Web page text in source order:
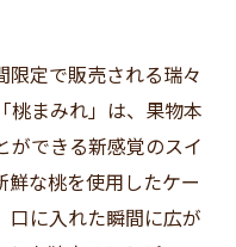
限定で販売される瑞々
桃まみれ」は、果物本
ができる新感覚のスイ
な桃を使用したケー
口に入れた瞬間に広が